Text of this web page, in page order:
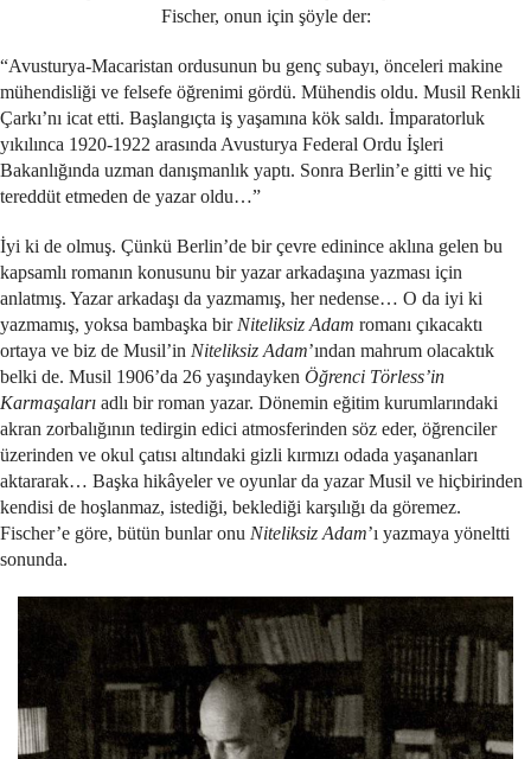
Fischer, onun için şöyle der:
“Avusturya-Macaristan ordusunun bu genç subayı, önceleri makine
mühendisliği ve felsefe öğrenimi gördü. Mühendis oldu. Musil Renkli
Çarkı’nı icat etti. Başlangıçta iş yaşamına kök saldı. İmparatorluk
yıkılınca 1920-1922 arasında Avusturya Federal Ordu İşleri
Bakanlığında uzman danışmanlık yaptı. Sonra Berlin’e gitti ve hiç
tereddüt etmeden de yazar oldu…”
İyi ki de olmuş. Çünkü Berlin’de bir çevre edinince aklına gelen bu
kapsamlı romanın konusunu bir yazar arkadaşına yazması için
anlatmış. Yazar arkadaşı da yazmamış, her nedense… O da iyi ki
yazmamış, yoksa bambaşka bir Niteliksiz Adam romanı çıkacaktı
ortaya ve biz de Musil’in Niteliksiz Adam’ından mahrum olacaktık
belki de. Musil 1906’da 26 yaşındayken Öğrenci Törless’in
Karmaşaları adlı bir roman yazar. Dönemin eğitim kurumlarındaki
akran zorbalığının tedirgin edici atmosferinden söz eder, öğrenciler
üzerinden ve okul çatısı altındaki gizli kırmızı odada yaşananları
aktararak… Başka hikâyeler ve oyunlar da yazar Musil ve hiçbirinden
kendisi de hoşlanmaz, istediği, beklediği karşılığı da göremez.
Fischer’e göre, bütün bunlar onu Niteliksiz Adam’ı yazmaya yöneltti
sonunda.